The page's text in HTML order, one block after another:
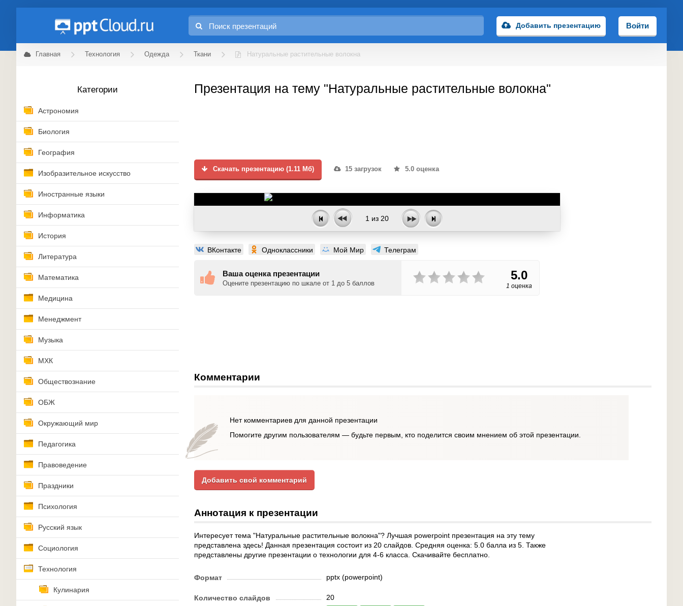
Добавить презентацию Войти
Главная Технология Одежда Ткани Натуральные растительные волокна
Категории
Астрономия
Биология
География
Изобразительное искусство
Иностранные языки
Информатика
История
Литература
Математика
Медицина
Менеджмент
Музыка
МХК
Обществознание
ОБЖ
Окружающий мир
Педагогика
Правоведение
Праздники
Психология
Русский язык
Социология
Технология
Кулинария
Презентация на тему "Натуральные растительные волокна"
Скачать презентацию (1.11 Мб) 15 загрузок 5.0 оценка
1 из 20
ВКонтакте Одноклассники Мой Мир Телеграм
Ваша оценка презентации
Оцените презентацию по шкале от 1 до 5 баллов
5.0
1 оценка
Комментарии
Нет комментариев для данной презентации
Помогите другим пользователям — будьте первым, кто поделится своим мнением об этой презентации.
Добавить свой комментарий
Аннотация к презентации
Интересует тема "Натуральные растительные волокна"? Лучшая powerpoint презентация на эту тему
представлена здесь! Данная презентация состоит из 20 слайдов. Средняя оценка: 5.0 балла из 5. Также
представлены другие презентации о технологии для 4-6 класса. Скачивайте бесплатно.
Формат pptx (powerpoint)
Количество слайдов 20